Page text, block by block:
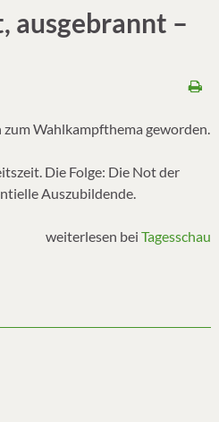
ausgebrannt –
Wahlkampfthema geworden.
Die Folge: Die Not der
Auszubildende.
weiterlesen bei Tagesschau